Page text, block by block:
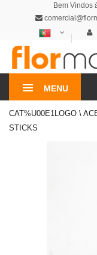
Bem Vindos
MENU
CAT%U00E1LOGO \
STICKS